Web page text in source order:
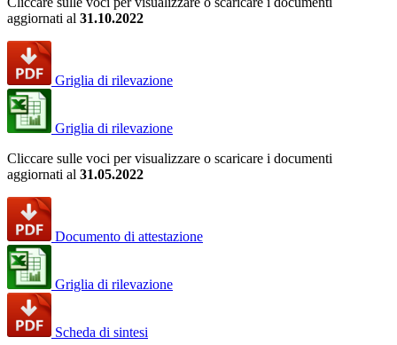
aggiornati al 31.10.2022
Griglia di rilevazione
Griglia di rilevazione
Cliccare sulle voci per visualizzare o scaricare i documenti
aggiornati al 31.05.2022
Documento di attestazione
Griglia di rilevazione
Scheda di sintesi